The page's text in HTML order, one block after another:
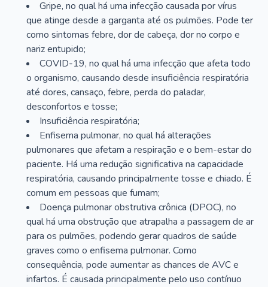
Gripe, no qual há uma infecção causada por vírus
que atinge desde a garganta até os pulmões. Pode ter
como sintomas febre, dor de cabeça, dor no corpo e
nariz entupido;
COVID-19, no qual há uma infecção que afeta todo
o organismo, causando desde insuficiência respiratória
até dores, cansaço, febre, perda do paladar,
desconfortos e tosse;
Insuficiência respiratória;
Enfisema pulmonar, no qual há alterações
pulmonares que afetam a respiração e o bem-estar do
paciente. Há uma redução significativa na capacidade
respiratória, causando principalmente tosse e chiado. É
comum em pessoas que fumam;
Doença pulmonar obstrutiva crônica (DPOC), no
qual há uma obstrução que atrapalha a passagem de ar
para os pulmões, podendo gerar quadros de saúde
graves como o enfisema pulmonar. Como
consequência, pode aumentar as chances de AVC e
infartos. É causada principalmente pelo uso contínuo